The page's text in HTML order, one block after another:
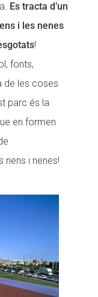
Es tracta d’un
i les nenes
!
fonts,
de les coses
parc és la
en formen
nens i nenes!